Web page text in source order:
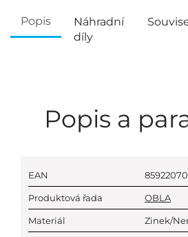
Popis
Náhradní
díly
Popis a
EAN
Produktová řada OBLA
Materiál Zinek/